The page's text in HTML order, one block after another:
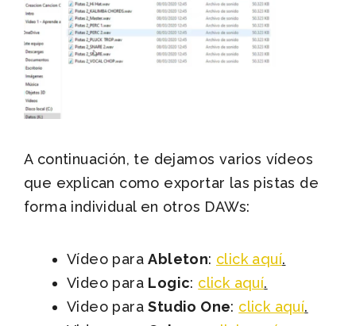
A continuación, te dejamos varios vídeos
que explican como exportar las pistas de
forma individual en otros DAWs:
Vídeo paraAbleton: click aquí.
Video para Logic: click aquí.
Video paraStudio One: click aquí.